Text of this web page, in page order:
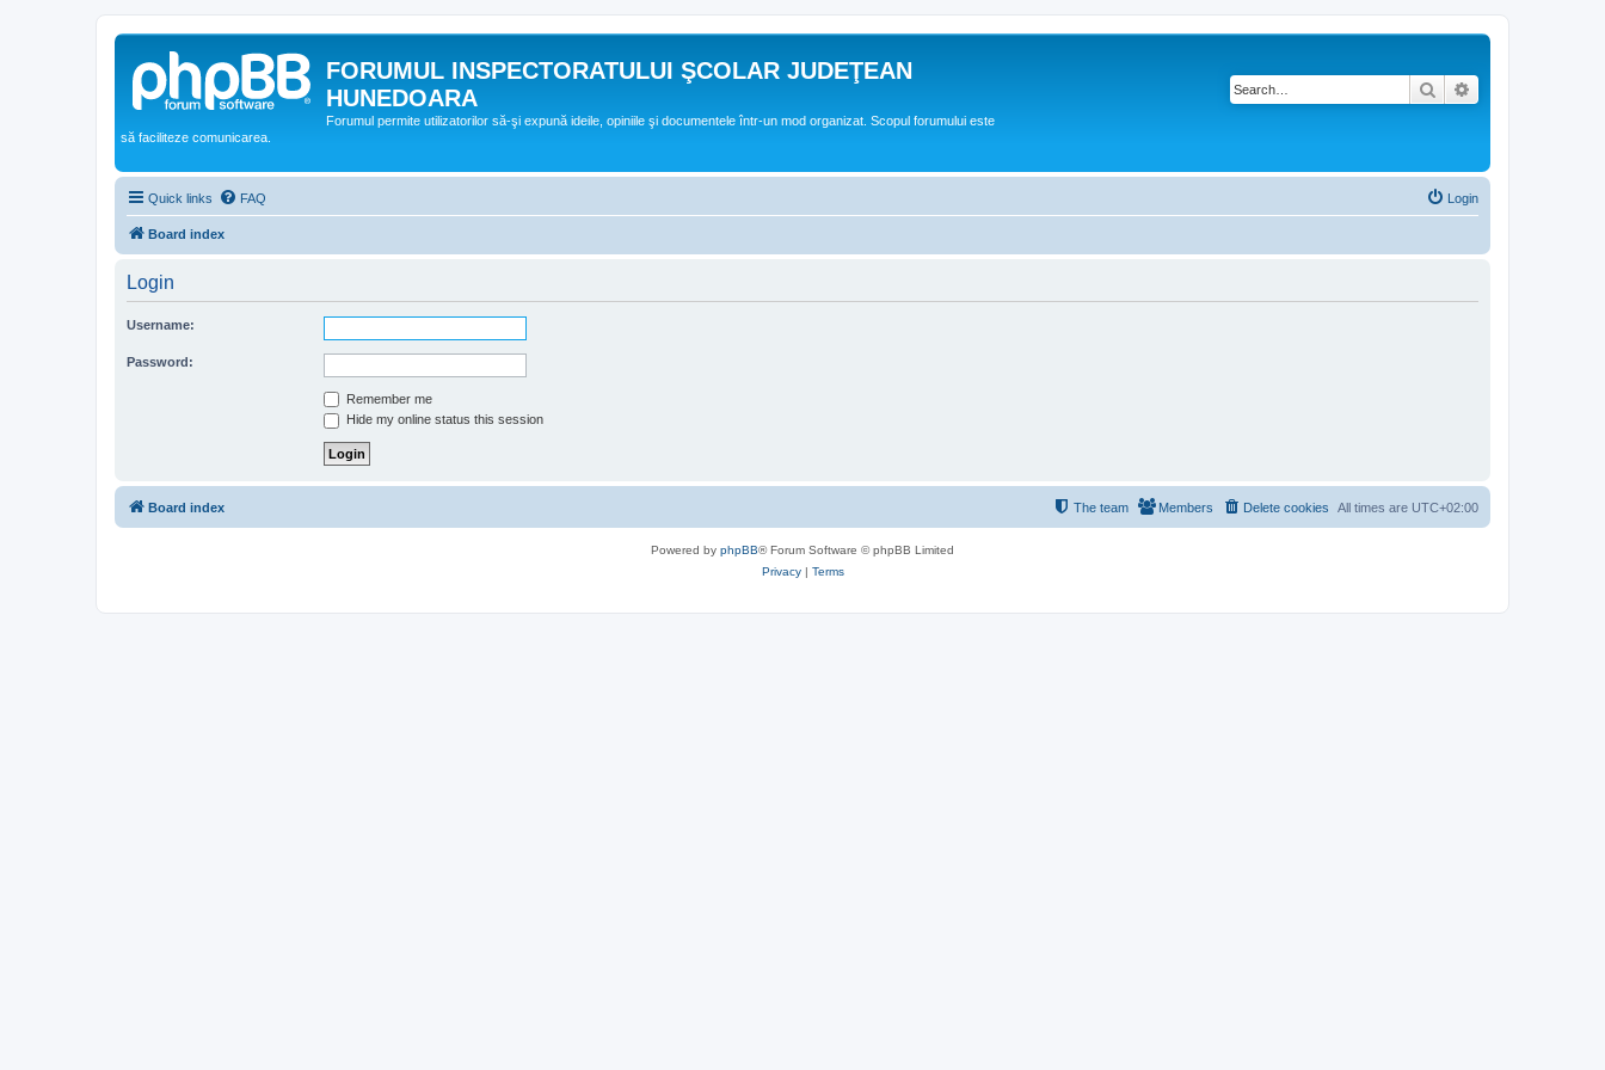
FORUMUL INSPECTORATULUI ŞCOLAR JUDEŢEAN
HUNEDOARA
Forumul permite utilizatorilor să-şi expună ideile, opiniile şi documentele într-un mod organizat. Scopul forumului este
să faciliteze comunicarea.
Search
Quick links FAQ Login
Board index
Login
Username:
Password:
Remember me
Hide my online status this session
Board index All times are UTC+02:00
Delete cookies
Members
The team
Powered by phpBB® Forum Software © phpBB Limited
Privacy| Terms